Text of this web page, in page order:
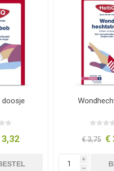
doosje
3,32 € 3,75 €
i
h